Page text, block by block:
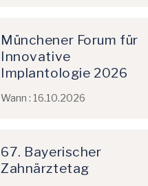
Münchener Forum für
Innovative
Implantologie 2026
Wann : 16.10.2026
67. Bayerischer
Zahnärztetag